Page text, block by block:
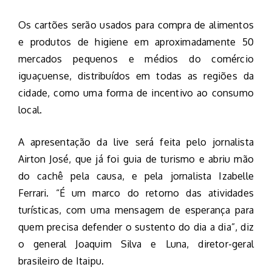
Os cartões serão usados para compra de alimentos
e produtos de higiene em aproximadamente 50
mercados pequenos e médios do comércio
iguaçuense, distribuídos em todas as regiões da
cidade, como uma forma de incentivo ao consumo
local.
A apresentação da live será feita pelo jornalista
Airton José, que já foi guia de turismo e abriu mão
do cachê pela causa, e pela jornalista Izabelle
Ferrari. “É um marco do retorno das atividades
turísticas, com uma mensagem de esperança para
quem precisa defender o sustento do dia a dia”, diz
o general Joaquim Silva e Luna, diretor-geral
brasileiro de Itaipu.